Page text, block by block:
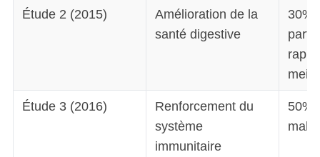
Étude 2 (2015)
Amélioration de la
santé digestive
30%
Étude 3 (2016)
Renforcement du
système
immunitaire
50%